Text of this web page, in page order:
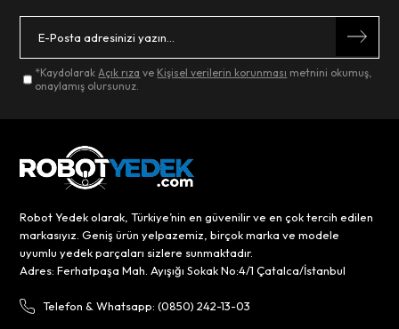
*KaydolarakAçık rıza ve Kişisel verilerin korunması metnini okumuş,
onaylamış olursunuz.
Robot Yedek olarak, Türkiye’nin en güvenilir ve en çok tercih edilen
markasıyız. Geniş ürün yelpazemiz, birçok marka ve modele
uyumlu yedek parçaları sizlere sunmaktadır.
Adres: Ferhatpaşa Mah. Ayışığı Sokak No:4/1 Çatalca/İstanbul
Telefon & Whatsapp: (0850) 242-13-03